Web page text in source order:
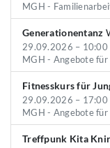
MGH -
Generationentanz
29.09.2026 – 10:00
MGH - Angebote für
Fitnesskurs für
29.09.2026 – 17:00
MGH - Angebote für
Treffpunk Kita